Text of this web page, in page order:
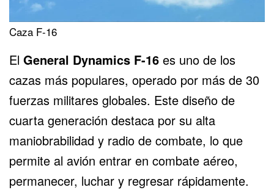
Caza F-16
El General Dynamics F-16 es uno de los
cazas más populares, operado por más de 30
fuerzas militares globales. Este diseño de
cuarta generación destaca por su alta
maniobrabilidad y radio de combate, lo que
permite al avión entrar en combate aéreo,
permanecer, luchar y regresar rápidamente.